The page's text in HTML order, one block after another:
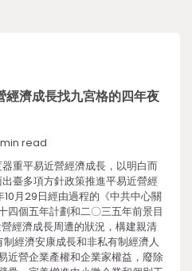
濟成長找九宮格的四年夜
min read
重平易近營經濟成長，以明白而
臺多項方針政策推進平易近營經
月29日經由過程的《中共中心關
四個五年計劃和二〇三五年前景目
經濟成長周遭的狀況，構建親清
制經濟安康成長和非私有制經濟人
近營企業產權和企業家權益，廢除